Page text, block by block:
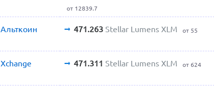
от 12839.7
Альткоин 471.263 Stellar Lumens XLM от 55
Xchange 471.311 Stellar Lumens XLM от 624